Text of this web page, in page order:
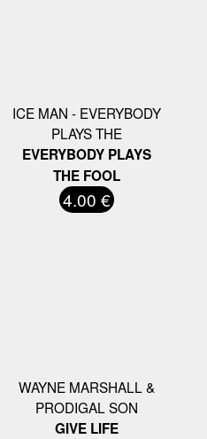
ICE MAN - EVERYBODY
PLAYS THE
EVERYBODY PLAYS
THE FOOL
4.00 €
WAYNE MARSHALL &
PRODIGAL SON
GIVE LIFE